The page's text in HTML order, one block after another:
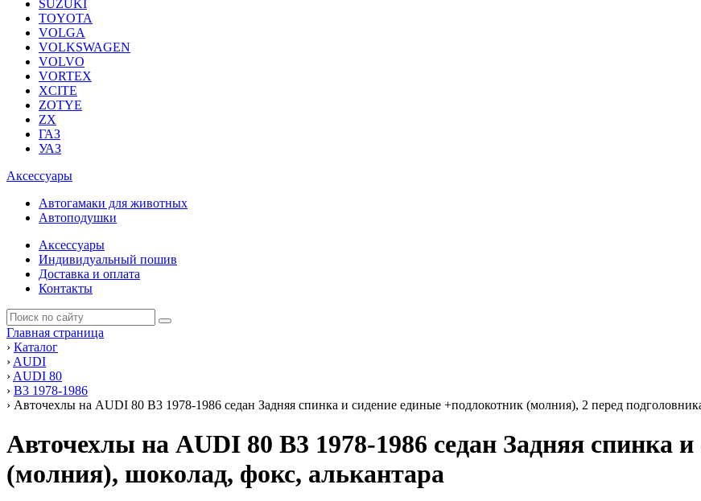
SUZUKI
TOYOTA
VOLGA
VOLKSWAGEN
VOLVO
VORTEX
XCITE
ZOTYE
ZX
ГАЗ
УАЗ
Аксессуары
Автогамаки для животных
Автоподушки
Аксессуары
Индивидуальный пошив
Доставка и оплата
Контакты
Главная страница
› Каталог
› AUDI
› AUDI 80
› В3 1978-1986
› Авточехлы на AUDI 80 В3 1978-1986 седан Задняя спинка и сидение единые +подлокотник (молния), 2 перед
Авточехлы на AUDI 80 В3 1978-1986 седан Задняя спинка
(молния), шоколад, фокс, алькантара